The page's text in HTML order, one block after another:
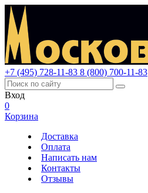
+7 (495) 728-11-83 8 (800) 700-11-83
Вход
0
Корзина
Доставка
Оплата
Написать нам
Контакты
Отзывы